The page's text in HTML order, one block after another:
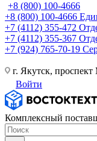
+8 (800) 100-4666
+8 (800) 100-4666
+7 (4112) 355-472
+7 (4112) 355-367
+7 (924) 765-70-19
г. Якутск,
Войти
Комплексный